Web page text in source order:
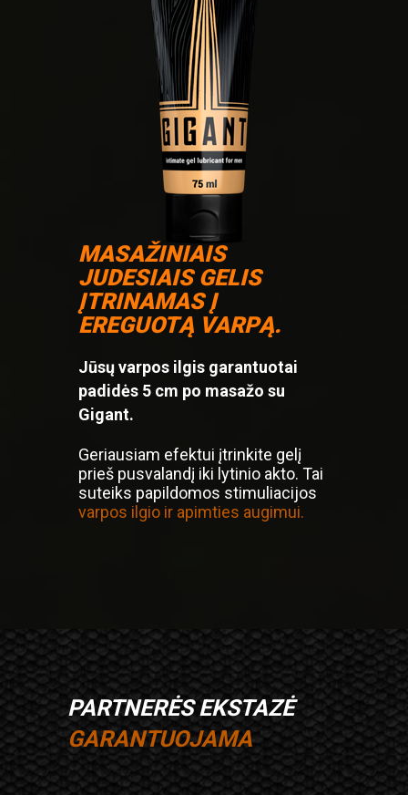
MASAŽINIAIS
JUDESIAIS GELIS
ĮTRINAMAS Į
EREGUOTĄ VARPĄ.
Jūsų varpos ilgis garantuotai
padidės 5 cm po masažo su
Gigant.
Geriausiam efektui įtrinkite gelį
prieš pusvalandį iki lytinio akto. Tai
suteiks papildomos stimuliacijos
varpos ilgio ir apimties augimui.
PARTNERĖS EKSTAZĖ
GARANTUOJAMA